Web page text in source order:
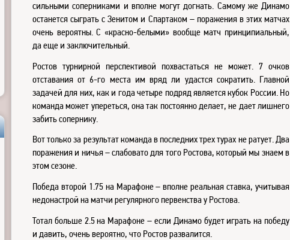
сильными соперниками и вполне могут догнать. Самому же Динамо
останется сыграть с Зенитом и Спартаком – поражения в этих матчах
очень вероятны. С «красно-белыми» вообще матч принципиальный,
да еще и заключительный.
Ростов турнирной перспективой похвастаться не может. 7 очков
отставания от 6-го места им вряд ли удастся сократить. Главной
задачей для них, как и года четыре подряд является кубок России. Но
команда может упереться, она так постоянно делает, не дает лишнего
забить сопернику.
Вот только за результат команда в последних трех турах не ратует. Два
поражения и ничья – слабовато для того Ростова, который мы знаем в
этом сезоне.
Победа второй 1.75 на Марафоне – вполне реальная ставка, учитывая
недонастрой на матчи регулярного первенства у Ростова.
Тотал больше 2.5 на Марафоне – если Динамо будет играть на победу
и давить, очень вероятно, что Ростов развалится.